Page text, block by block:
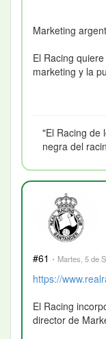
Marketing
El Racing
marketing y la
"El Racing de
negra del
#61 · Martes, 5 de
https://
El Racing
director de